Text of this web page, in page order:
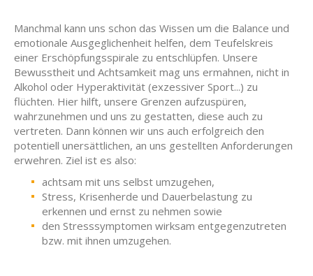
Manchmal kann uns schon das Wissen um die Balance und
emotionale Ausgeglichenheit helfen, dem Teufelskreis
einer Erschöpfungsspirale zu entschlüpfen. Unsere
Bewusstheit und Achtsamkeit mag uns ermahnen, nicht in
Alkohol oder Hyperaktivität (exzessiver Sport...) zu
flüchten. Hier hilft, unsere Grenzen aufzuspüren,
wahrzunehmen und uns zu gestatten, diese auch zu
vertreten. Dann können wir uns auch erfolgreich den
potentiell unersättlichen, an uns gestellten Anforderungen
erwehren. Ziel ist es also:
achtsam mit uns selbst umzugehen,
Stress, Krisenherde und Dauerbelastung zu
erkennen und ernst zu nehmen sowie
den Stresssymptomen wirksam entgegenzutreten
bzw. mit ihnen umzugehen.